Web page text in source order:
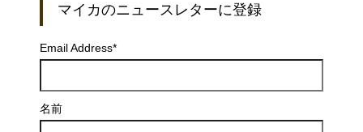
マイカのニュースレターに登録
Email Address*
名前